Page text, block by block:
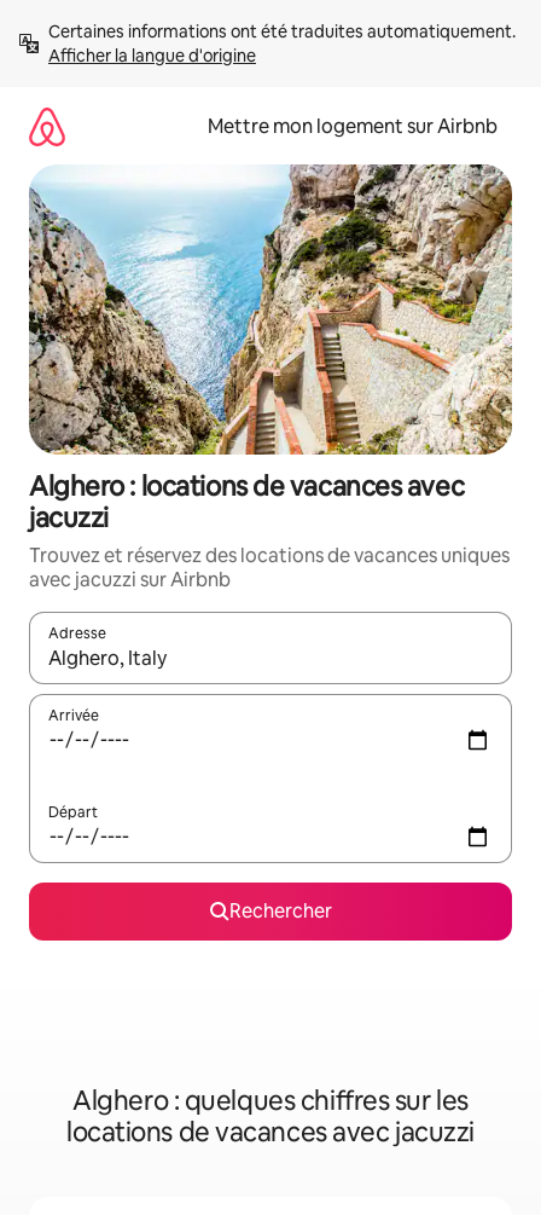
directement
Afficher la langue d'origine
Mettre mon logement sur Airbnb
Alghero : locations de vacances avec
jacuzzi
Trouvez et réservez des locations de vacances uniques
avec jacuzzi sur Airbnb
Adresse
Lorsque les résultats s'affichent, utilisez les flèches vers le
Arrivée
Départ
Rechercher
Alghero : quelques chiffres sur les
locations de vacances avec jacuzzi